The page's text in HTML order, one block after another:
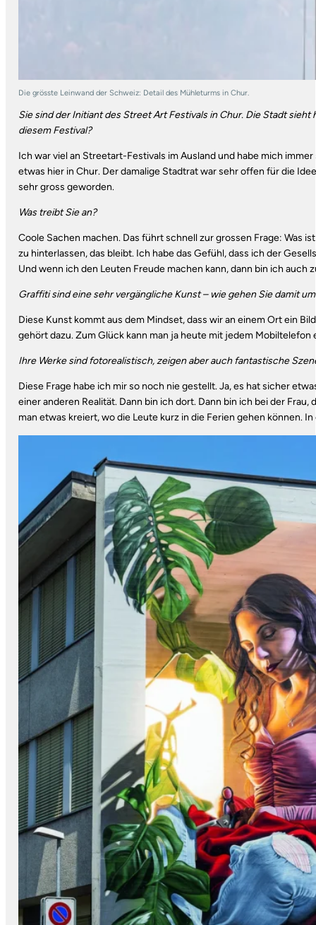
Die grösste Leinwand der Schweiz: Detail des Mühleturms in Chur.
Sie sind der Initiant des Street Art Festivals in Chur. Die Stadt
diesem Festival?
Ich war viel an Streetart-Festivals im Ausland und habe mich
etwas hier in Chur. Der damalige Stadtrat war sehr offen für die
sehr gross geworden.
Was treibt Sie an?
Coole Sachen machen. Das führt schnell zur grossen Frage: Was
zu hinterlassen, das bleibt. Ich habe das Gefühl, dass ich der
Und wenn ich den Leuten Freude machen kann, dann bin ich auch
Graffiti sind eine sehr vergängliche Kunst – wie gehen Sie damit
Diese Kunst kommt aus dem Mindset, dass wir an einem Ort ein
gehört dazu. Zum Glück kann man ja heute mit jedem Mobiltelefon
Ihre Werke sind fotorealistisch, zeigen aber auch fantastische
Diese Frage habe ich mir so noch nie gestellt. Ja, es hat sicher
einer anderen Realität. Dann bin ich dort. Dann bin ich bei der
man etwas kreiert, wo die Leute kurz in die Ferien gehen können.